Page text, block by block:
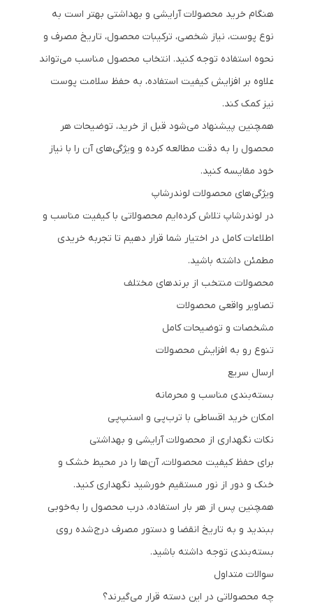
هنگام خرید محصولات آرایشی و بهداشتی بهتر است به
نوع پوست، نیاز شخصی، ترکیبات محصول، تاریخ مصرف و
نحوه استفاده توجه کنید. انتخاب محصول مناسب می‌تواند
علاوه بر افزایش کیفیت استفاده، به حفظ سلامت پوست
نیز کمک کند.
همچنین پیشنهاد می‌شود قبل از خرید، توضیحات هر
محصول را به دقت مطالعه کرده و ویژگی‌های آن را با نیاز
خود مقایسه کنید.
ویژگی‌های محصولات لوندرشاپ
در لوندرشاپ تلاش کرده‌ایم محصولاتی با کیفیت مناسب و
اطلاعات کامل در اختیار شما قرار دهیم تا تجربه خریدی
مطمئن داشته باشید.
محصولات منتخب از برندهای مختلف
تصاویر واقعی محصولات
مشخصات و توضیحات کامل
تنوع رو به افزایش محصولات
ارسال سریع
بسته‌بندی مناسب و محرمانه
امکان خرید اقساطی با ترب‌پی و اسنپ‌پی
نکات نگهداری از محصولات آرایشی و بهداشتی
برای حفظ کیفیت محصولات، آن‌ها را در محیط خشک و
خنک و دور از نور مستقیم خورشید نگهداری کنید.
همچنین پس از هر بار استفاده، درب محصول را به‌خوبی
ببندید و به تاریخ انقضا و دستور مصرف درج‌شده روی
بسته‌بندی توجه داشته باشید.
سوالات متداول
چه محصولاتی در این دسته قرار می‌گیرند؟